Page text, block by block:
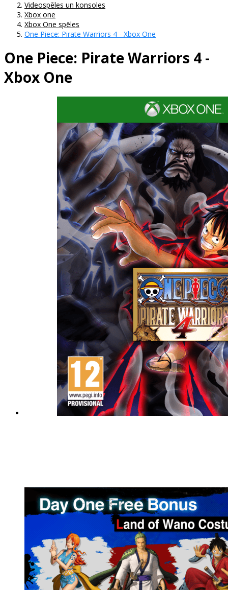
Videospēles un konsoles
Xbox one
Xbox One spēles
One Piece: Pirate Warriors 4 - Xbox One
One Piece: Pirate Warriors 4 -
Xbox One